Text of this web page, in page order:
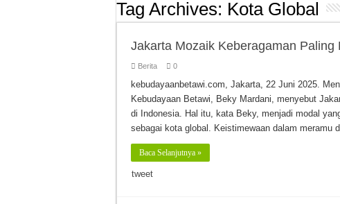
Tag Archives: Kota Global
Jakarta Mozaik Keberagaman Paling
Berita 0
kebudayaanbetawi.com, Jakarta, 22 Juni 2025.
Kebudayaan Betawi, Beky Mardani, menyebut
di Indonesia. Hal itu, kata Beky, menjadi modal
sebagai kota global. Keistimewaan dalam meramu
Baca Selanjutnya »
tweet